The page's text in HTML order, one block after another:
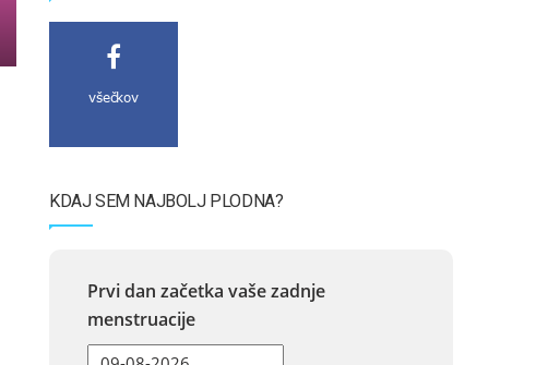
všečkov
KDAJ SEM NAJBOLJ PLODNA?
Prvi dan začetka vaše zadnje
menstruacije